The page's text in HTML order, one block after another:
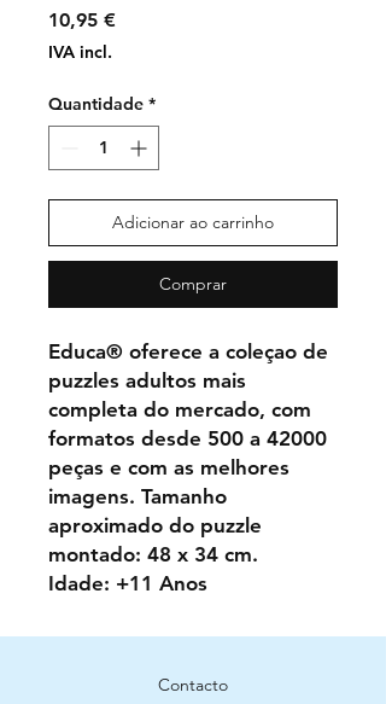
10,95 €Preço
IVA incl.
Quantidade *
Adicionar ao carrinho
Comprar
Educa® oferece a coleçao de
puzzles adultos mais
completa do mercado, com
formatos desde 500 a 42000
peças e com as melhores
imagens. Tamanho
aproximado do puzzle
montado: 48 x 34 cm.
Idade: +11 Anos
Contacto